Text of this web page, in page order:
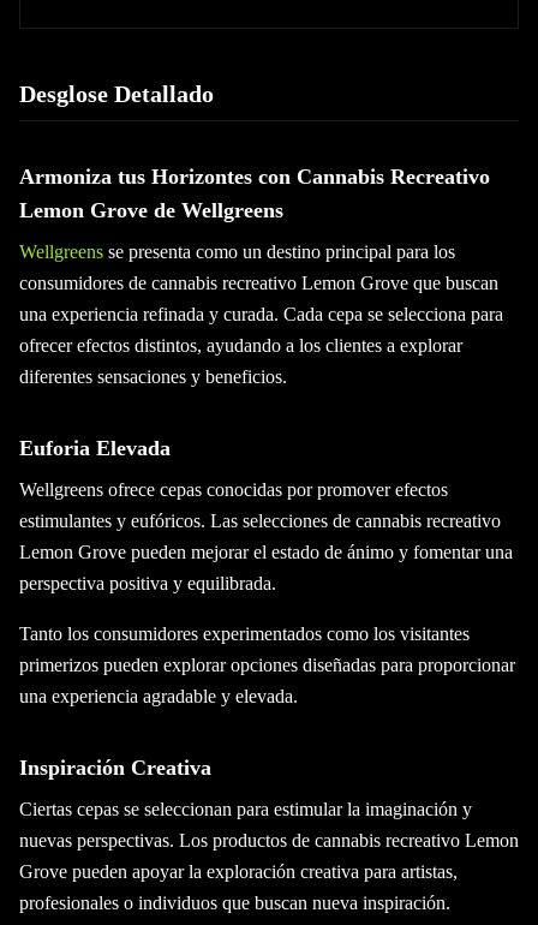
Desglose Detallado
Armoniza tus Horizontes con Cannabis Recreativo
Lemon Grove de Wellgreens
Wellgreens se presenta como un destino principal para los
consumidores de cannabis recreativo Lemon Grove que buscan
una experiencia refinada y curada. Cada cepa se selecciona para
ofrecer efectos distintos, ayudando a los clientes a explorar
diferentes sensaciones y beneficios.
Euforia Elevada
Wellgreens ofrece cepas conocidas por promover efectos
estimulantes y eufóricos. Las selecciones de cannabis recreativo
Lemon Grove pueden mejorar el estado de ánimo y fomentar una
perspectiva positiva y equilibrada.
Tanto los consumidores experimentados como los visitantes
primerizos pueden explorar opciones diseñadas para proporcionar
una experiencia agradable y elevada.
Inspiración Creativa
Ciertas cepas se seleccionan para estimular la imaginación y
nuevas perspectivas. Los productos de cannabis recreativo Lemon
Grove pueden apoyar la exploración creativa para artistas,
profesionales o individuos que buscan nueva inspiración.